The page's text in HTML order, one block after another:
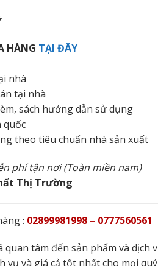
HÀNG TẠI ĐÂY
nhà
tại nhà
sách hướng dẫn sử dụng
quốc
theo tiêu chuẩn nhà sản xuất
phí tận nơi (Toàn miền nam)
Thị Trường
: 02899981998 – 0777560561
quan tâm đến sản phẩm và dịch
vụ và giá cả tốt nhất cho mọi